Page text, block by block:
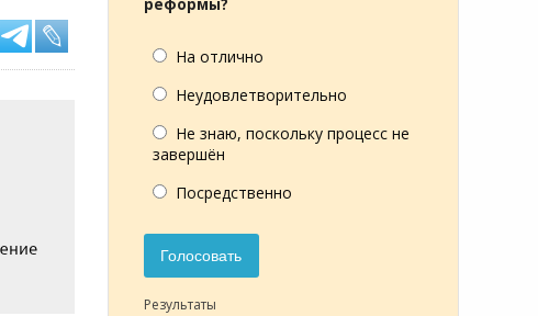
реформы?
На отлично
Неудовлетворительно
Не знаю, поскольку процесс не
завершён
Посредственно
Голосовать
Результаты